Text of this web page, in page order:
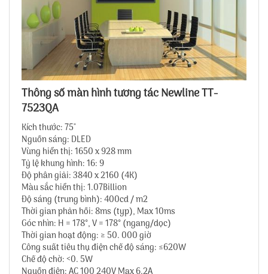
Thông số màn hình tương tác Newline TT-
7523QA
Kích thước: 75"
Nguồn sáng: DLED
Vùng hiển thị: 1650 x 928 mm
Tỷ lệ khung hình: 16: 9
Độ phân giải: 3840 x 2160 (4K)
Màu sắc hiển thị: 1.07Billion
Độ sáng (trung bình): 400cd / m2
Thời gian phản hồi: 8ms (typ), Max 10ms
Góc nhìn: H = 178°, V = 178° (ngang/dọc)
Thời gian hoạt động: ≥ 50. 000 giờ
Công suất tiêu thụ điện chế độ sáng: ≤620W
Chế độ chờ: <0. 5W